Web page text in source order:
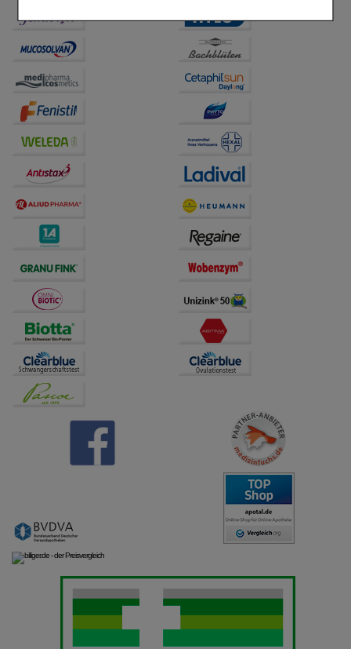
Einkaufserlebnis noch ansprechender zu gestalten,
Besuchers oder unsere Seite an bevorzugte
Verhaltensweisen (z.B. Spracheinstellung)
anzupassen. Komfort-Cookies ermöglichen es uns
auch auf Ihre Bedürfnisse zugeschrittene Inhalte
anzuzeigen und unser Partnerprogramm zu
betreiben.
Statistik & Tracking:
Hierüber lassen sich
Informationen über die Art und Weise der Nutzung
unserer Website sammeln, mit deren Hilfe wir unsere
auf unserer Website aber auch die Werbung auf
Drittseiten möglichst relevant für Sie zu gestalten.
Bitte beachten Sie, dass Daten hierfür teilweise an
Dritte wie z.B. Google oder soziale Medien